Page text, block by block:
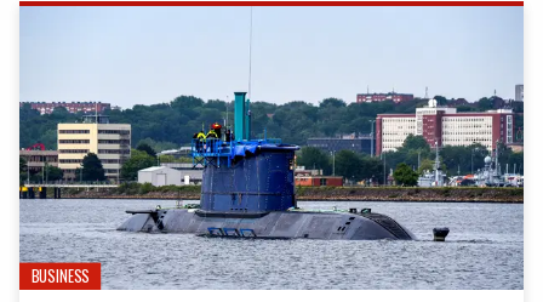
BUSINESS